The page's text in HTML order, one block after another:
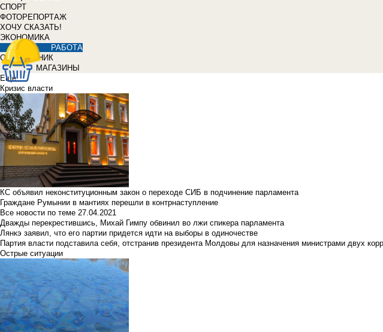
СПОРТ
ФОТОРЕПОРТАЖ
ХОЧУ СКАЗАТЬ!
ЭКОНОМИКА
РАБОТА
СПРАВОЧНИК
МАГАЗИНЫ
Еще
Кризис власти
КС объявил неконституционным закон о переходе СИБ в подчинение парламента
Граждане Румынии в мантиях перешли в контрнаступление
Все новости по теме 27.04.2021
Дважды перекрестившись, Михай Гимпу обвинил во лжи спикера парламента
Лянкэ заявил, что его партии придется идти на выборы в одиночестве
Партия власти подставила себя, отстранив президента Молдовы для назначения министрами двух
Острые ситуации